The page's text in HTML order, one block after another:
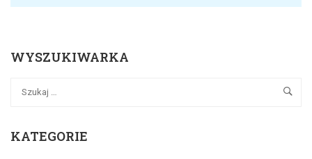
WYSZUKIWARKA
KATEGORIE